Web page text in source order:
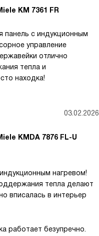
KM 7361 FR
панель с индукционным
управление
отлично
тепла и
находка!
03.02.2026
KMDA 7876 FL-U
нагревом!
тепла делают
вписалась в интерьер
работает безупречно.